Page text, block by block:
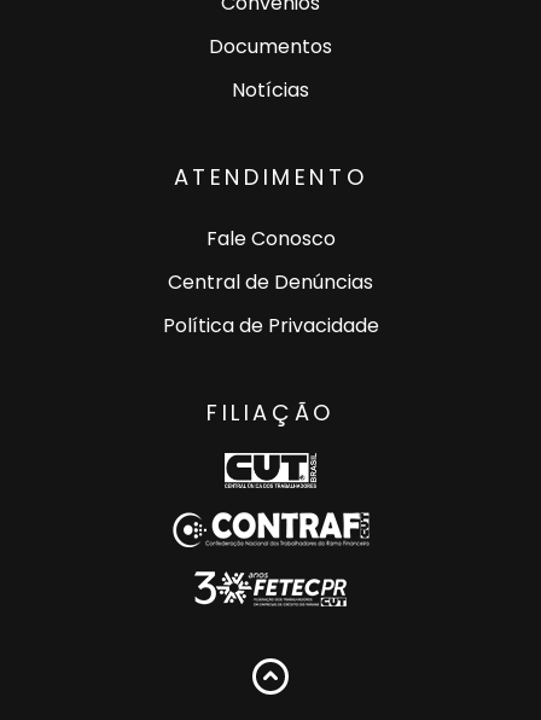
Documentos
Notícias
ATENDIMENTO
Fale Conosco
Central de Denúncias
Política de Privacidade
FILIAÇÃO